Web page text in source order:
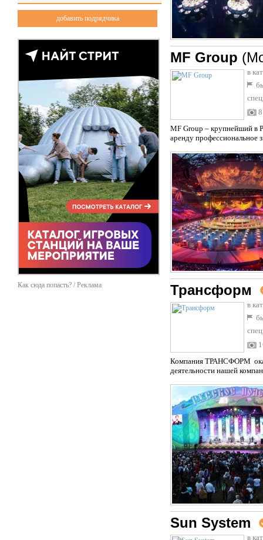
добавить подрядчика
Как сюда попасть? / Реклама
MF Group
в
8
MF Group – крупнейший в
аренду профессиональное
Трансформ
в
Компания ТРАНСФОРМ
деятельности нашей
Sun System
в